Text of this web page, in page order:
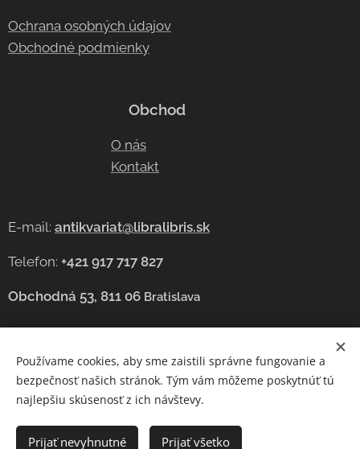
Ochrana osobných údajov
Obchodné podmienky
Obchod
O nás
Kontakt
E-mail: antikvariat@libralibris.sk
Telefon: +421 917 717 827
Obchodná 53, 811 06 Bratislava
Cookies
Jazyky
Čeština
Slovenčina English
Používame cookies, aby sme zaistili správne fungovanie a
bezpečnosť našich stránok. Tým vám môžeme poskytnúť tú
najlepšiu skúsenosť z ich návštevy.
Prijať nevyhnutné Prijať všetko